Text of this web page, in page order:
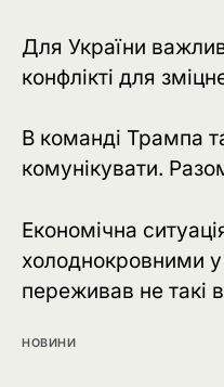
Для України
конфлікті для
В команді Трампа
комунікувати.
Економічна
холоднокровними у
переживав не такі
НОВИНИ